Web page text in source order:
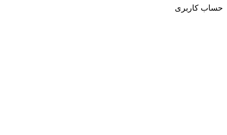
حساب کاربری